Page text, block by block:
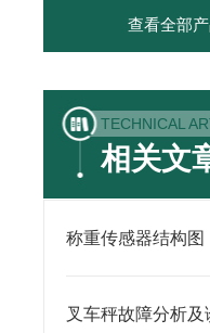
查看全部
TECHNICAL
相关文
称重传感器结构图
叉车秤故障分析及